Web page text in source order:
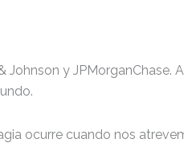
y JPMorganChase.
ocurre cuando nos